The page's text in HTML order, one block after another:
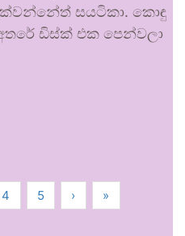
සයටිකා. කොඳු
ඩිස්ක් එක පෙන්වලා
4 5 › »